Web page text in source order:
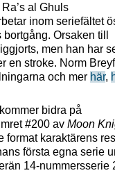
al Ghuls
inom seriefältet
Orsaken till
men han har
en stroke. Norm
och mer här,
bidra på
#200 av Moon
format karaktärens
första egna serie
14-nummersserie